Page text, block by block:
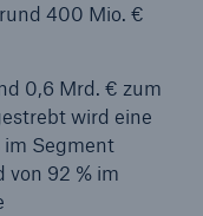
400 Mio. €
0,6 Mrd. € zum
wird eine
im Segment
92 % im